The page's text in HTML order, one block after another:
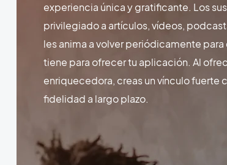
experiencia única y gratificante. Los
privilegiado a artículos, vídeos,
les anima a volver periódicamente
tiene para ofrecer tu aplicación. Al
enriquecedora, creas un vínculo fuerte
fidelidad a largo plazo.